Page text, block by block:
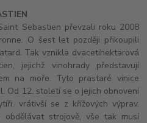
Sebastien převzali roku 2008
O šest let později přikoupili
Tak vznikla dvacetihektarová
jejichž vinohrady představují
na moře. Tyto prastaré vinice
Od 12. století se o jejich obnovení
vrátivší se z křížových výprav.
obdělávat strojově, vše tak musí